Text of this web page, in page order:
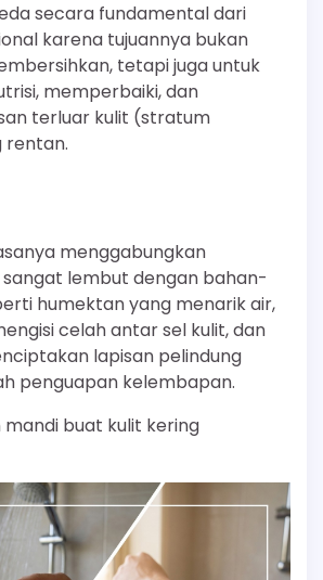
secara fundamental dari
karena tujuannya bukan
tetapi juga untuk
memperbaiki, dan
terluar kulit (stratum
rentan.
menggabungkan
lembut dengan bahan-
humektan yang menarik air,
celah antar sel kulit, dan
lapisan pelindung
penguapan kelembapan.
buat kulit kering